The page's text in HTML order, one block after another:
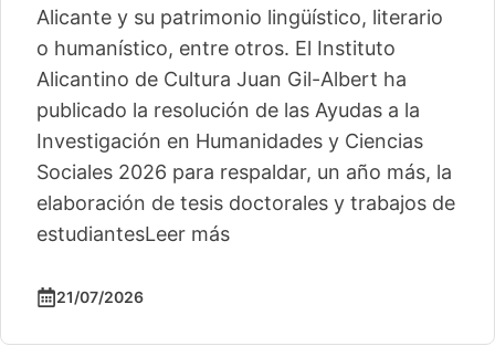
Alicante y su patrimonio lingüístico, literario
o humanístico, entre otros. El Instituto
Alicantino de Cultura Juan Gil-Albert ha
publicado la resolución de las Ayudas a la
Investigación en Humanidades y Ciencias
Sociales 2026 para respaldar, un año más, la
elaboración de tesis doctorales y trabajos de
estudiantesLeer más
21/07/2026